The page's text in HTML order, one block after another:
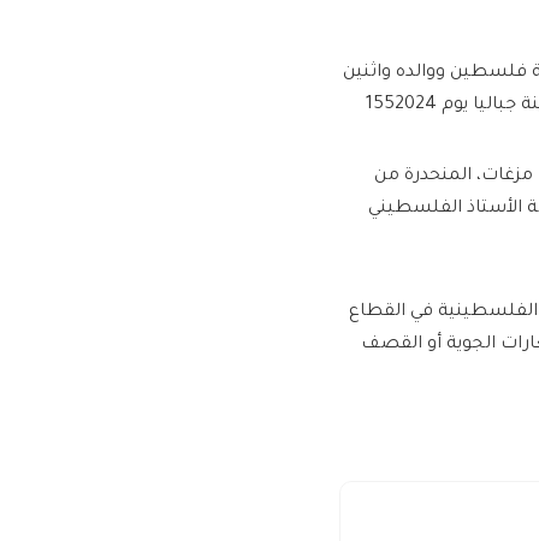
فلسطين ووالده واثنين
يوم 1552024
آيت مزغات، المنحدرة من
الأستاذ الفلسطيني
الفلسطينية في القطاع
الغارات الجوية أو القصف